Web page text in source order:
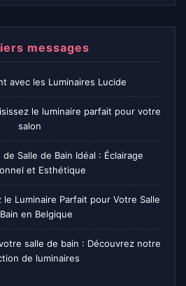
messages
avec les Luminaires Lucide
le luminaire parfait pour votre
salon
Salle de Bain Idéal : Éclairage
et Esthétique
le Luminaire Parfait pour Votre Salle
en Belgique
salle de bain : Découvrez notre
de luminaires